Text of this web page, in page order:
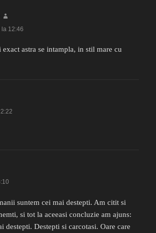
12:46
astra se intampla, in stil mare cu
suntem cei mai destepti. Am citit si
si tot la aceeasi concluzie am ajuns:
destepti. Destepti si carcotasi. Oare care